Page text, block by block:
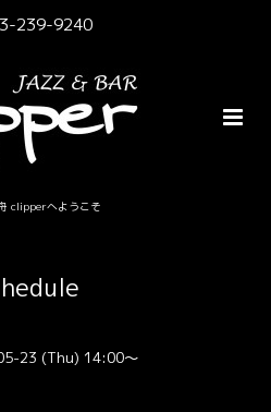
239-9240
clipperへようこそ
23 (Thu) 14:00～